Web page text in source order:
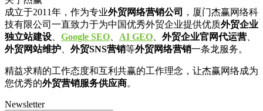
成立于2011年，作为专业外贸网络营销公司
，厦门杰赢网络科
技有限公司一直致力于为中国优秀外贸企业提供优质外贸企业
独立站建设
Google SEO AI GEO 外贸企业官网代运营
外贸网站维护
外贸SNS营销等外贸网络营销一条龙服务。
精益求精的工作态度和互利共赢的工作理念，让杰赢网络成为
您优秀的外贸营销服务供应商。
Newsletter